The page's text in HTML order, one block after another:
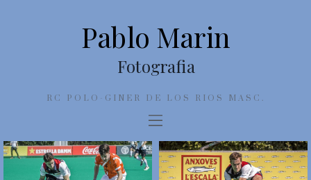
Pablo Marin
Fotografia
RC POLO-GINER DE LOS RIOS MASC.